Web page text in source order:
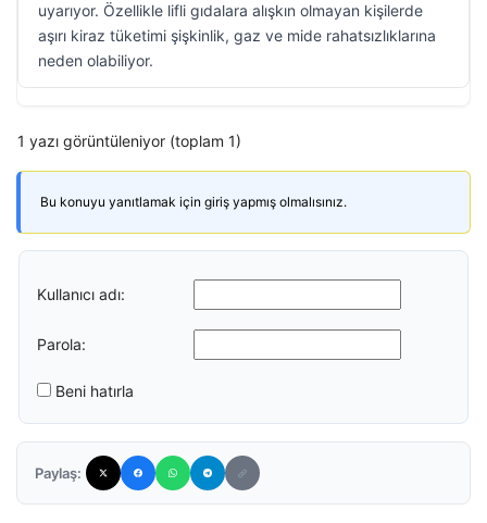
uyarıyor. Özellikle lifli gıdalara alışkın olmayan kişilerde
aşırı kiraz tüketimi şişkinlik, gaz ve mide rahatsızlıklarına
neden olabiliyor.
1 yazı görüntüleniyor (toplam 1)
Bu konuyu yanıtlamak için giriş yapmış olmalısınız.
Kullanıcı adı:
Parola:
Beni hatırla
Paylaş: